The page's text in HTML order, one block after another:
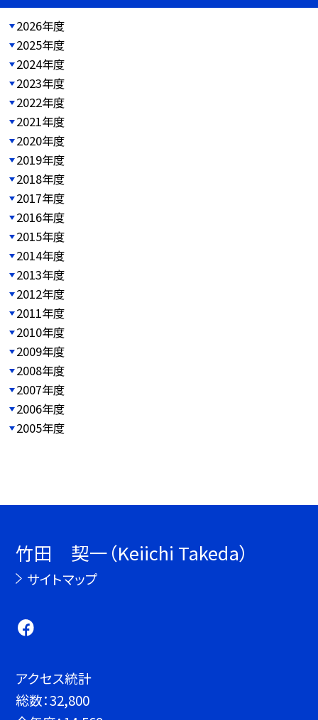
2026年度
2025年度
2024年度
2023年度
2022年度
2021年度
2020年度
2019年度
2018年度
2017年度
2016年度
2015年度
2014年度
2013年度
2012年度
2011年度
2010年度
2009年度
2008年度
2007年度
2006年度
2005年度
竹田 契一（Keiichi Takeda）
サイトマップ
アクセス統計
総数：32,800